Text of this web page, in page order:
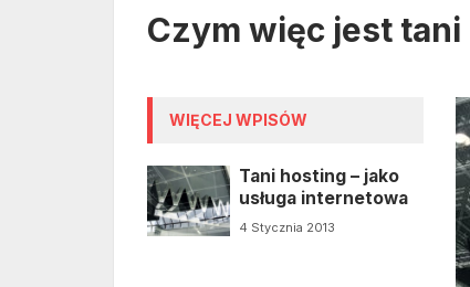
Czym więc jest
WIĘCEJ WPISÓW
Tani hosting – jako
usługa internetowa
4 Stycznia 2013